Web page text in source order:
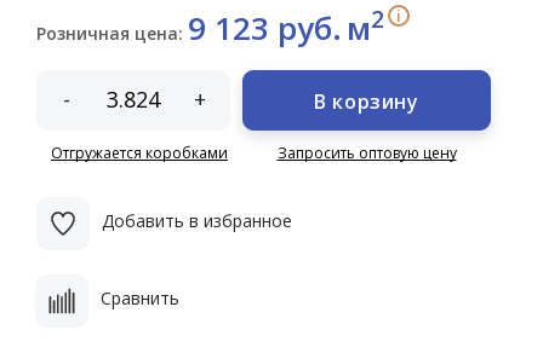
Розничная цена: 9 123 руб. м2 i
- +
Отгружается коробками
В корзину
Запросить оптовую цену
Добавить в избранное
Сравнить